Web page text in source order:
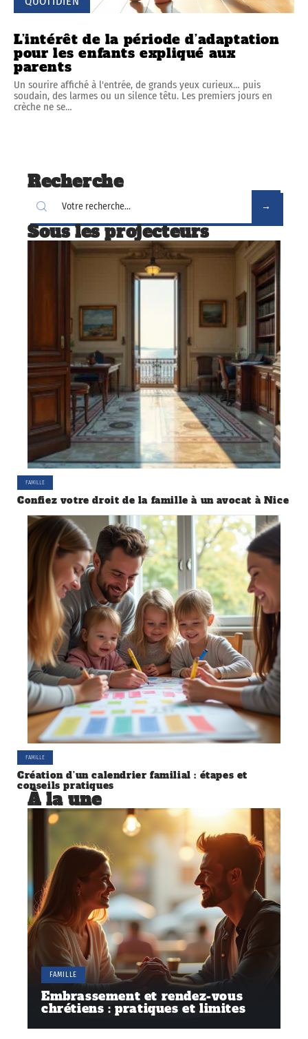
L’intérêt de la période d’adaptation
pour les enfants expliqué aux
parents
Un sourire affiché à l'entrée, de grands yeux curieux… puis
soudain, des larmes ou un silence têtu. Les premiers jours en
crèche ne se…
Recherche
Sous les projecteurs
FAMILLE
Confiez votre droit de la famille à un avocat à Nice
FAMILLE
Création d’un calendrier familial : étapes et
conseils pratiques
À la une
FAMILLE
Embrassement et rendez-vous
chrétiens : pratiques et limites